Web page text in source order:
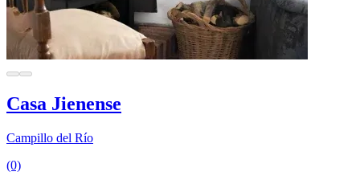
Casa Jienense
Campillo del Río
(0)